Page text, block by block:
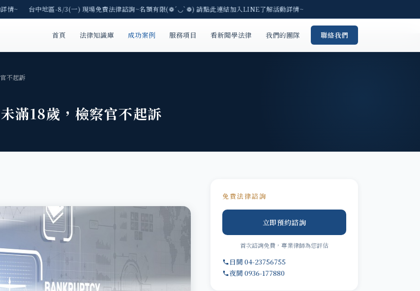
~ 台中地區-8/3(一) 現場免費法律諮詢~名額有限(❁´◡`❁) 請點此連結加入LINE了解活動詳情~
首頁 法律知識庫 成功案例 服務項目 看新聞學法律 我們的團隊 聯絡我們
不起訴
滿18歲，檢察官不起訴
免費法律諮詢
立即預約諮詢
首次諮詢免費，專業律師為您評估
日間 04-23756755
夜間 0936-177880